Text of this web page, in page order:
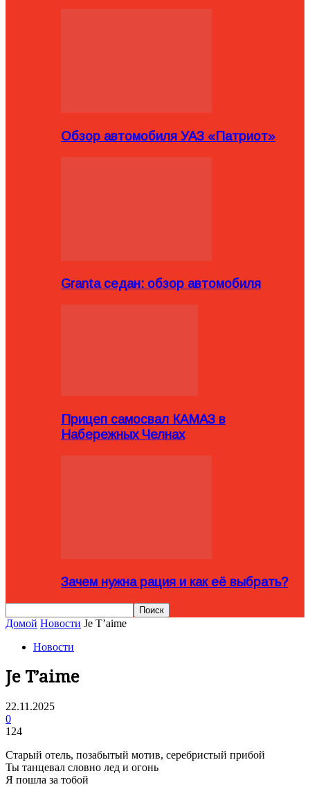
Обзор автомобиля УАЗ «Патриот»
Granta седан: обзор автомобиля
Прицеп самосвал КАМАЗ в
Набережных Челнах
Зачем нужна рация и как её выбрать?
Домой Новости Je T’aime
Новости
Je T’aime
22.11.2025
0
124
Старый отель, позабытый мотив, серебристый прибой
Ты танцевал словно лед и огонь
Я пошла за тобой